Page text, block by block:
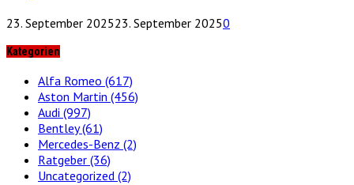
23. September 202523. September 20250
Kategorien
Alfa Romeo (617)
Aston Martin (456)
Audi (997)
Bentley(61)
Mercedes-Benz (2)
Ratgeber (36)
Uncategorized (2)